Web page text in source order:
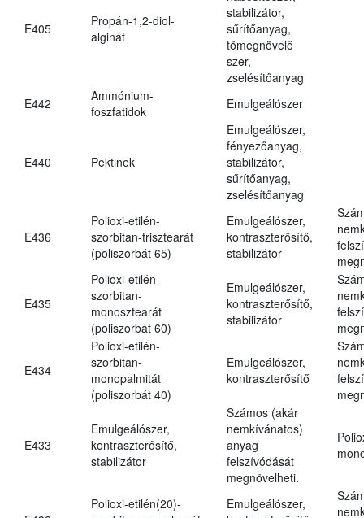
E405
Propán-1,2-diol-
alginát
stabilizátor,
sűrítőanyag,
tömegnövelő
szer,
zselésítőanyag
E442
Ammónium-
foszfatidok
Emulgeálószer
E440 Pektinek
Emulgeálószer,
fényezőanyag,
stabilizátor,
sűrítőanyag,
zselésítőanyag
E436
Polioxi-etilén-
szorbitan-trisztearát
(poliszorbát 65)
Emulgeálószer,
kontraszterősítő,
stabilizátor
E435
Polioxi-etilén-
szorbitan-
monosztearát
(poliszorbát 60)
Emulgeálószer,
kontraszterősítő,
stabilizátor
E434
Polioxi-etilén-
szorbitan-
monopalmitát
(poliszorbát 40)
Emulgeálószer,
kontraszterősítő
E433
Emulgeálószer,
kontraszterősítő,
stabilizátor
Számos (akár
nemkívánatos)
anyag
felszívódását
megnövelheti.
Polioxi-etilén(20)-
Emulgeálószer,